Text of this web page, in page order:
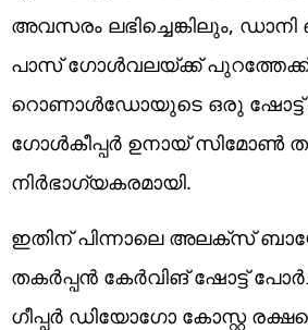
അവസരം ലഭിച്ചെങ്കിലും,
പാസ് ഗോള്‍വലയ്ക്ക്
റൊണാള്‍ഡോയുടെ ഒരു ഷോട്ട്
ഗോള്‍കീപ്പര്‍ ഉനായ് സിമോണ്‍
നിര്‍ഭാഗ്യകരമായി.
ഇതിന് പിന്നാലെ അലക്‌സ്
തകര്‍പ്പന്‍ കേര്‍വിങ് ഷോട്ട്
ഗീപ്പര്‍ ഡിയോഗോ കോസ്റ്റ